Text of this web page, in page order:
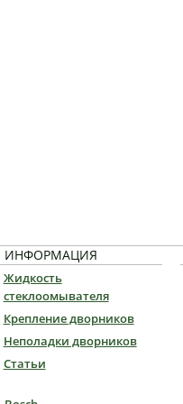
ИНФОРМАЦИЯ
Жидкость
стеклоомывателя
Крепление дворников
Неполадки дворников
Статьи